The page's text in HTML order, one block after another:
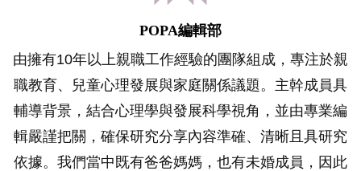
POPA編輯部
由擁有10年以上親職工作經驗的團隊組成，專注於親
職教育、兒童心理發展與家庭關係議題。主幹成員具
輔導背景，結合心理學與發展科學視角，並由專業編
輯嚴謹把關，確保研究分享內容準確、清晰且具研究
依據。我們當中既有爸爸媽媽，也有未婚成員，因此